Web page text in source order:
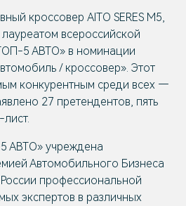
кроссовер AITO SERES M5,
всероссийской
5 АВТО» в номинации
/ кроссовер». Этот
конкурентным среди всех —
27 претендентов, пять
АВТО» учреждена
Автомобильного Бизнеса
профессиональной
экспертов в различных